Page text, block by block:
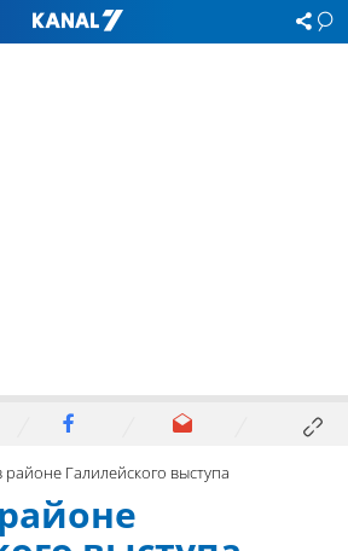
районе Галилейского выступа